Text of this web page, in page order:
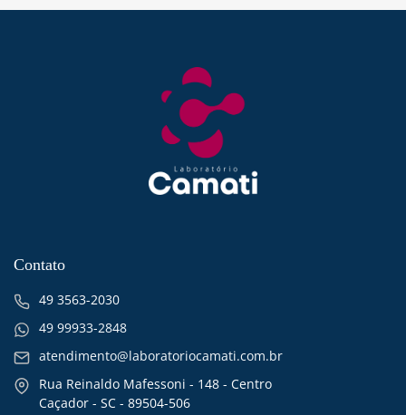
Contato
49 3563-2030
49 99933-2848
atendimento@laboratoriocamati.com.br
Rua Reinaldo Mafessoni - 148 - Centro
Caçador - SC - 89504-506